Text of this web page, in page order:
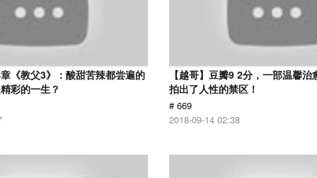
《教父3》：酸甜苦辣都尝遍的
彩的一生？
【越哥】豆瓣9 2分，一部温馨
拍出了人性的禁区！
# 669
2018-09-14 02:38